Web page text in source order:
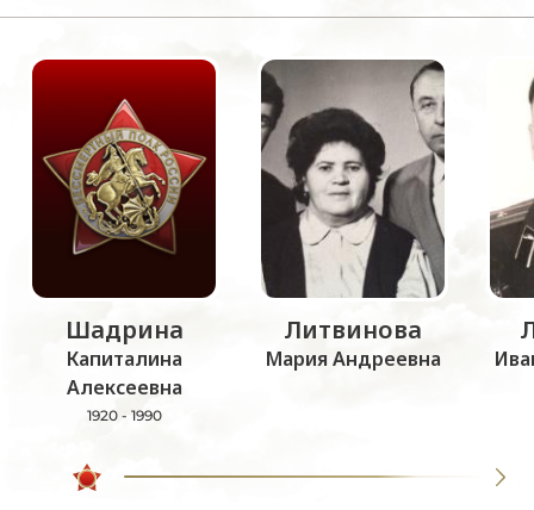
Шадрина
Капиталина
Алексеевна
1920 - 1990
Литвинова
Мария Андреевна